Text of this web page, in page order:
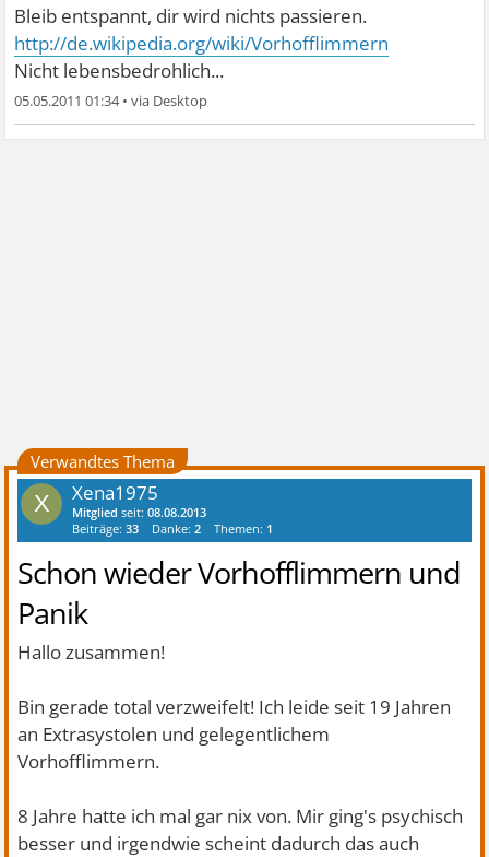
Bleib entspannt, dir wird nichts passieren.
http://de.wikipedia.org/wiki/Vorhofflimmern
Nicht lebensbedrohlich...
05.05.2011 01:34•
Verwandtes Thema
X Xena1975
Mitglied seit:08.08.2013
Beiträge:33 Danke:2 Themen: 1
Schon wieder Vorhofflimmern und
Panik
Hallo zusammen!
Bin gerade total verzweifelt! Ich leide seit 19 Jahren
an Extrasystolen und gelegentlichem
Vorhofflimmern.
8 Jahre hatte ich mal gar nix von. Mir ging's psychisch
besser und irgendwie scheint dadurch das auch